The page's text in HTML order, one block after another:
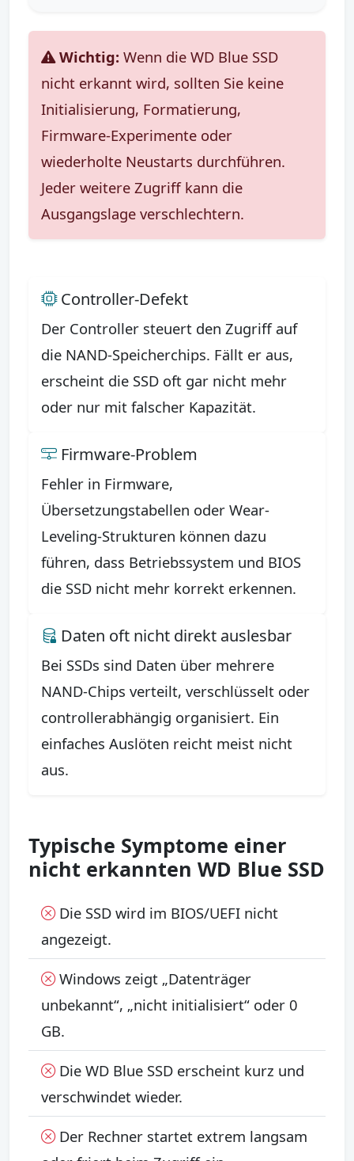
Wichtig: Wenn die WD Blue SSD
nicht erkannt wird, sollten Sie keine
Initialisierung, Formatierung,
Firmware-Experimente oder
wiederholte Neustarts durchführen.
Jeder weitere Zugriff kann die
Ausgangslage verschlechtern.
Controller-Defekt
Der Controller steuert den Zugriff auf
die NAND-Speicherchips. Fällt er aus,
erscheint die SSD oft gar nicht mehr
oder nur mit falscher Kapazität.
Firmware-Problem
Fehler in Firmware,
Übersetzungstabellen oder Wear-
Leveling-Strukturen können dazu
führen, dass Betriebssystem und BIOS
die SSD nicht mehr korrekt erkennen.
Daten oft nicht direkt auslesbar
Bei SSDs sind Daten über mehrere
NAND-Chips verteilt, verschlüsselt oder
controllerabhängig organisiert. Ein
einfaches Auslöten reicht meist nicht
aus.
Typische Symptome einer
nicht erkannten WD Blue SSD
Die SSD wird im BIOS/UEFI nicht
angezeigt.
Windows zeigt „Datenträger
unbekannt“, „nicht initialisiert“ oder 0
GB.
Die WD Blue SSD erscheint kurz und
verschwindet wieder.
Der Rechner startet extrem langsam